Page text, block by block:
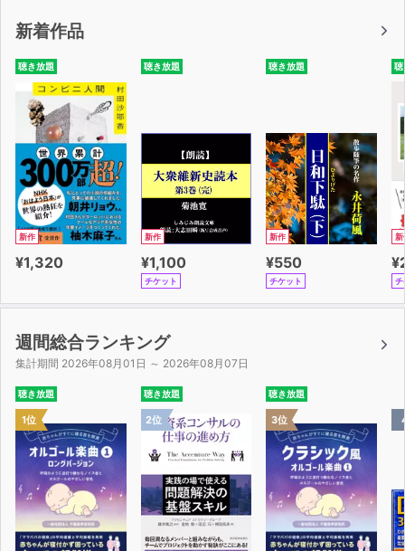
新着作品
聴き放題
新作
¥1,320
聴き放題
新作
¥1,100
チケット
聴き放題
新作
¥550
チケット
聴
新
チ
週間総合ランキング
集計期間 2026年08月01日 ～ 2026年08月07日
聴き放題
1位
聴き放題
2位
聴き放題
3位